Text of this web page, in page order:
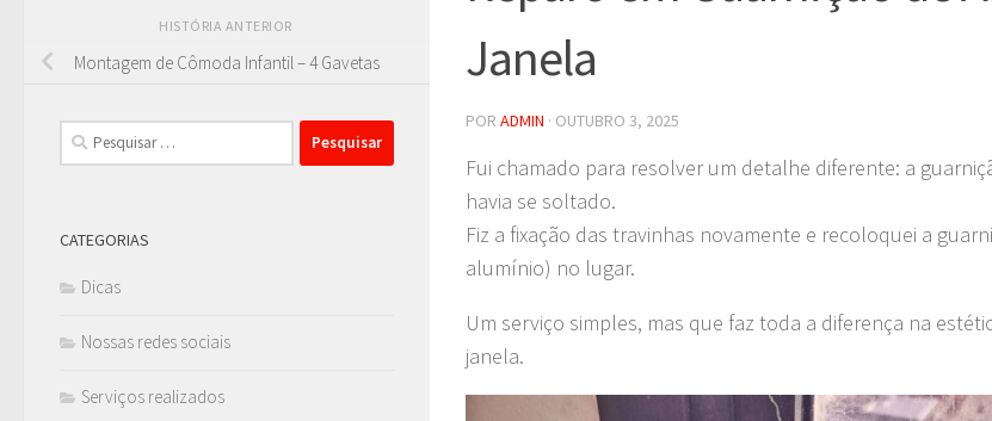
Janela
POR ADMIN · OUTUBRO 3, 2025
Fui chamado para resolver um detalhe diferente: a
havia se soltado.
Fiz a fixação das travinhas novamente e recoloquei a
alumínio) no lugar.
Um serviço simples, mas que faz toda a diferença na
janela.
HISTÓRIA ANTERIOR
Montagem de Cômoda Infantil – 4 Gavetas
Pesquisar
por:
CATEGORIAS
Dicas
Nossas redes sociais
Serviços realizados